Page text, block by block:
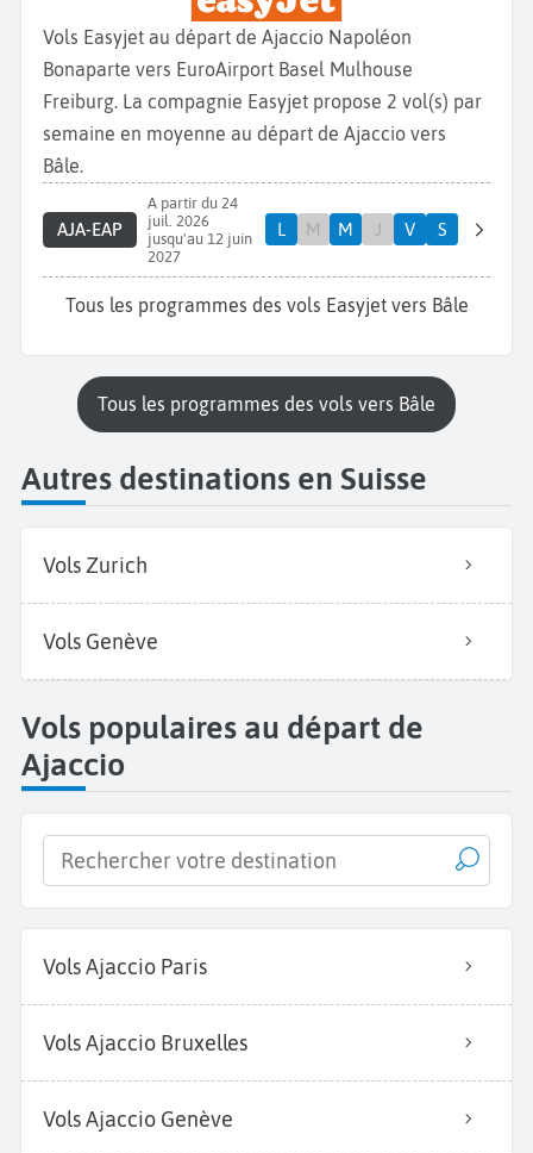
Vols Easyjet au départ de Ajaccio Napoléon
Bonaparte vers EuroAirport Basel Mulhouse
Freiburg. La compagnie Easyjet propose 2 vol(s) par
semaine en moyenne au départ de Ajaccio vers
Bâle.
AJA-EAP
A partir du 24
juil. 2026
jusqu'au 12 juin
2027
L M M J V S
Tous les programmes des vols Easyjet vers Bâle
Tous les programmes des vols vers Bâle
Autres destinations en Suisse
Vols Zurich
Vols Genève
Vols populaires au départ de
Ajaccio
Vols Ajaccio Paris
Vols Ajaccio Bruxelles
Vols Ajaccio Genève